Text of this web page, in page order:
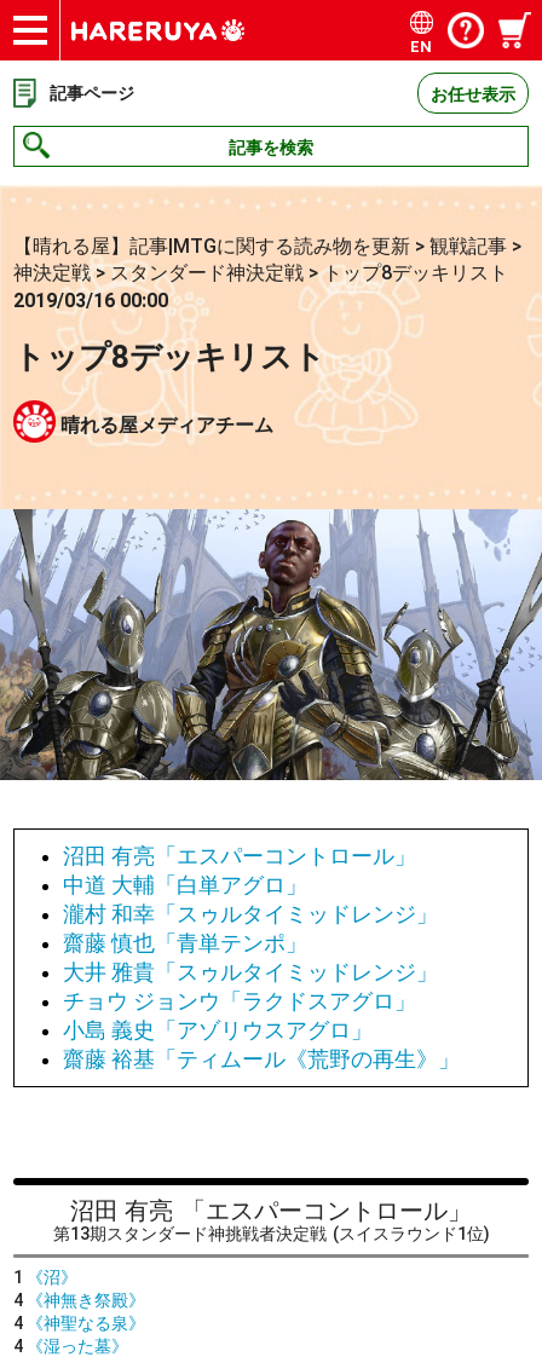
ショップ
買取
記事
デッキ検索
デッキ構築
選手一覧
店舗一覧
イベント
お問い合わせ
EN
記事ページ お任せ表示
記事を検索
【晴れる屋】記事|MTGに関する読み物を更新 >観戦記事 >
神決定戦>スタンダード神決定戦 >トップ8デッキリスト
2019/03/16 00:00
トップ8デッキリスト
晴れる屋メディアチーム
沼田 有亮「エスパーコントロール」
中道 大輔「白単アグロ」
瀧村 和幸「スゥルタイミッドレンジ」
齋藤 慎也「青単テンポ」
大井 雅貴「スゥルタイミッドレンジ」
チョウ ジョンウ「ラクドスアグロ」
小島 義史「アゾリウスアグロ」
齋藤 裕基「ティムール《荒野の再生》」
沼田 有亮 「エスパーコントロール」
第13期スタンダード神挑戦者決定戦 (スイスラウンド1位)
1
《沼》
4
《神無き祭殿》
4
《神聖なる泉》
4
《湿った墓》